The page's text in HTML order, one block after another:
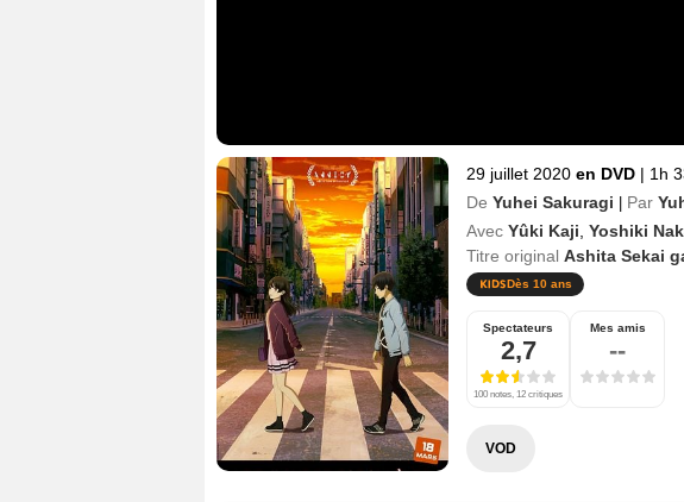
29 juillet 2020 en DVD | 1h
De Yuhei Sakuragi | Par
Avec Yûki Kaji Yoshiki
Titre original Ashita Sekai
Dès 10 ans
Spectateurs
2,7
100 notes, 12 critiques
Mes amis
--
VOD